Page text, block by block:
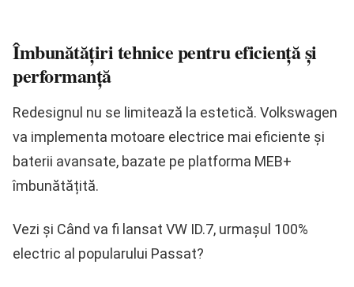
Îmbunătățiri tehnice pentru eficiență și
performanță
Redesignul nu se limitează la estetică. Volkswagen
va implementa motoare electrice mai eficiente și
baterii avansate, bazate pe platforma MEB+
îmbunătățită.
Vezi și Când va fi lansat VW ID.7, urmașul 100%
electric al popularului Passat?